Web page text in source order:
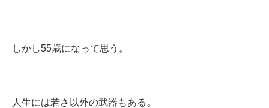
しかし55歳になって思う。
人生には若さ以外の武器もある。